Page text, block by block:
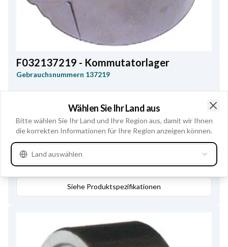
F032137219 - Kommutatorlager
Gebrauchsnummern 137219
Ersatz für:
M644B10601 MITSUBISHI M644X21671
Innendurchmesser76.50,Höhe 44.00
Siehe Produktspezifikationen
Wählen Sie Ihr Land aus
Bitte wählen Sie Ihr Land und Ihre Region aus, damit wir Ihnen
die korrekten Informationen für Ihre Region anzeigen können.
Land auswählen